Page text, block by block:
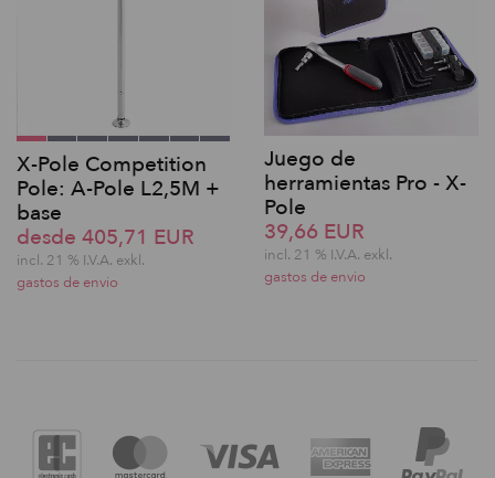
X-Pole Competition
Pole: A-Pole L2,5M +
base
desde 405,71 EUR
incl. 21 % I.V.A. exkl.
gastos de envio
Juego de
herramientas Pro - X-
Pole
39,66 EUR
incl. 21 % I.V.A. exkl.
gastos de envio